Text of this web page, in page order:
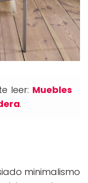
leer: Muebles
.
minimalismo